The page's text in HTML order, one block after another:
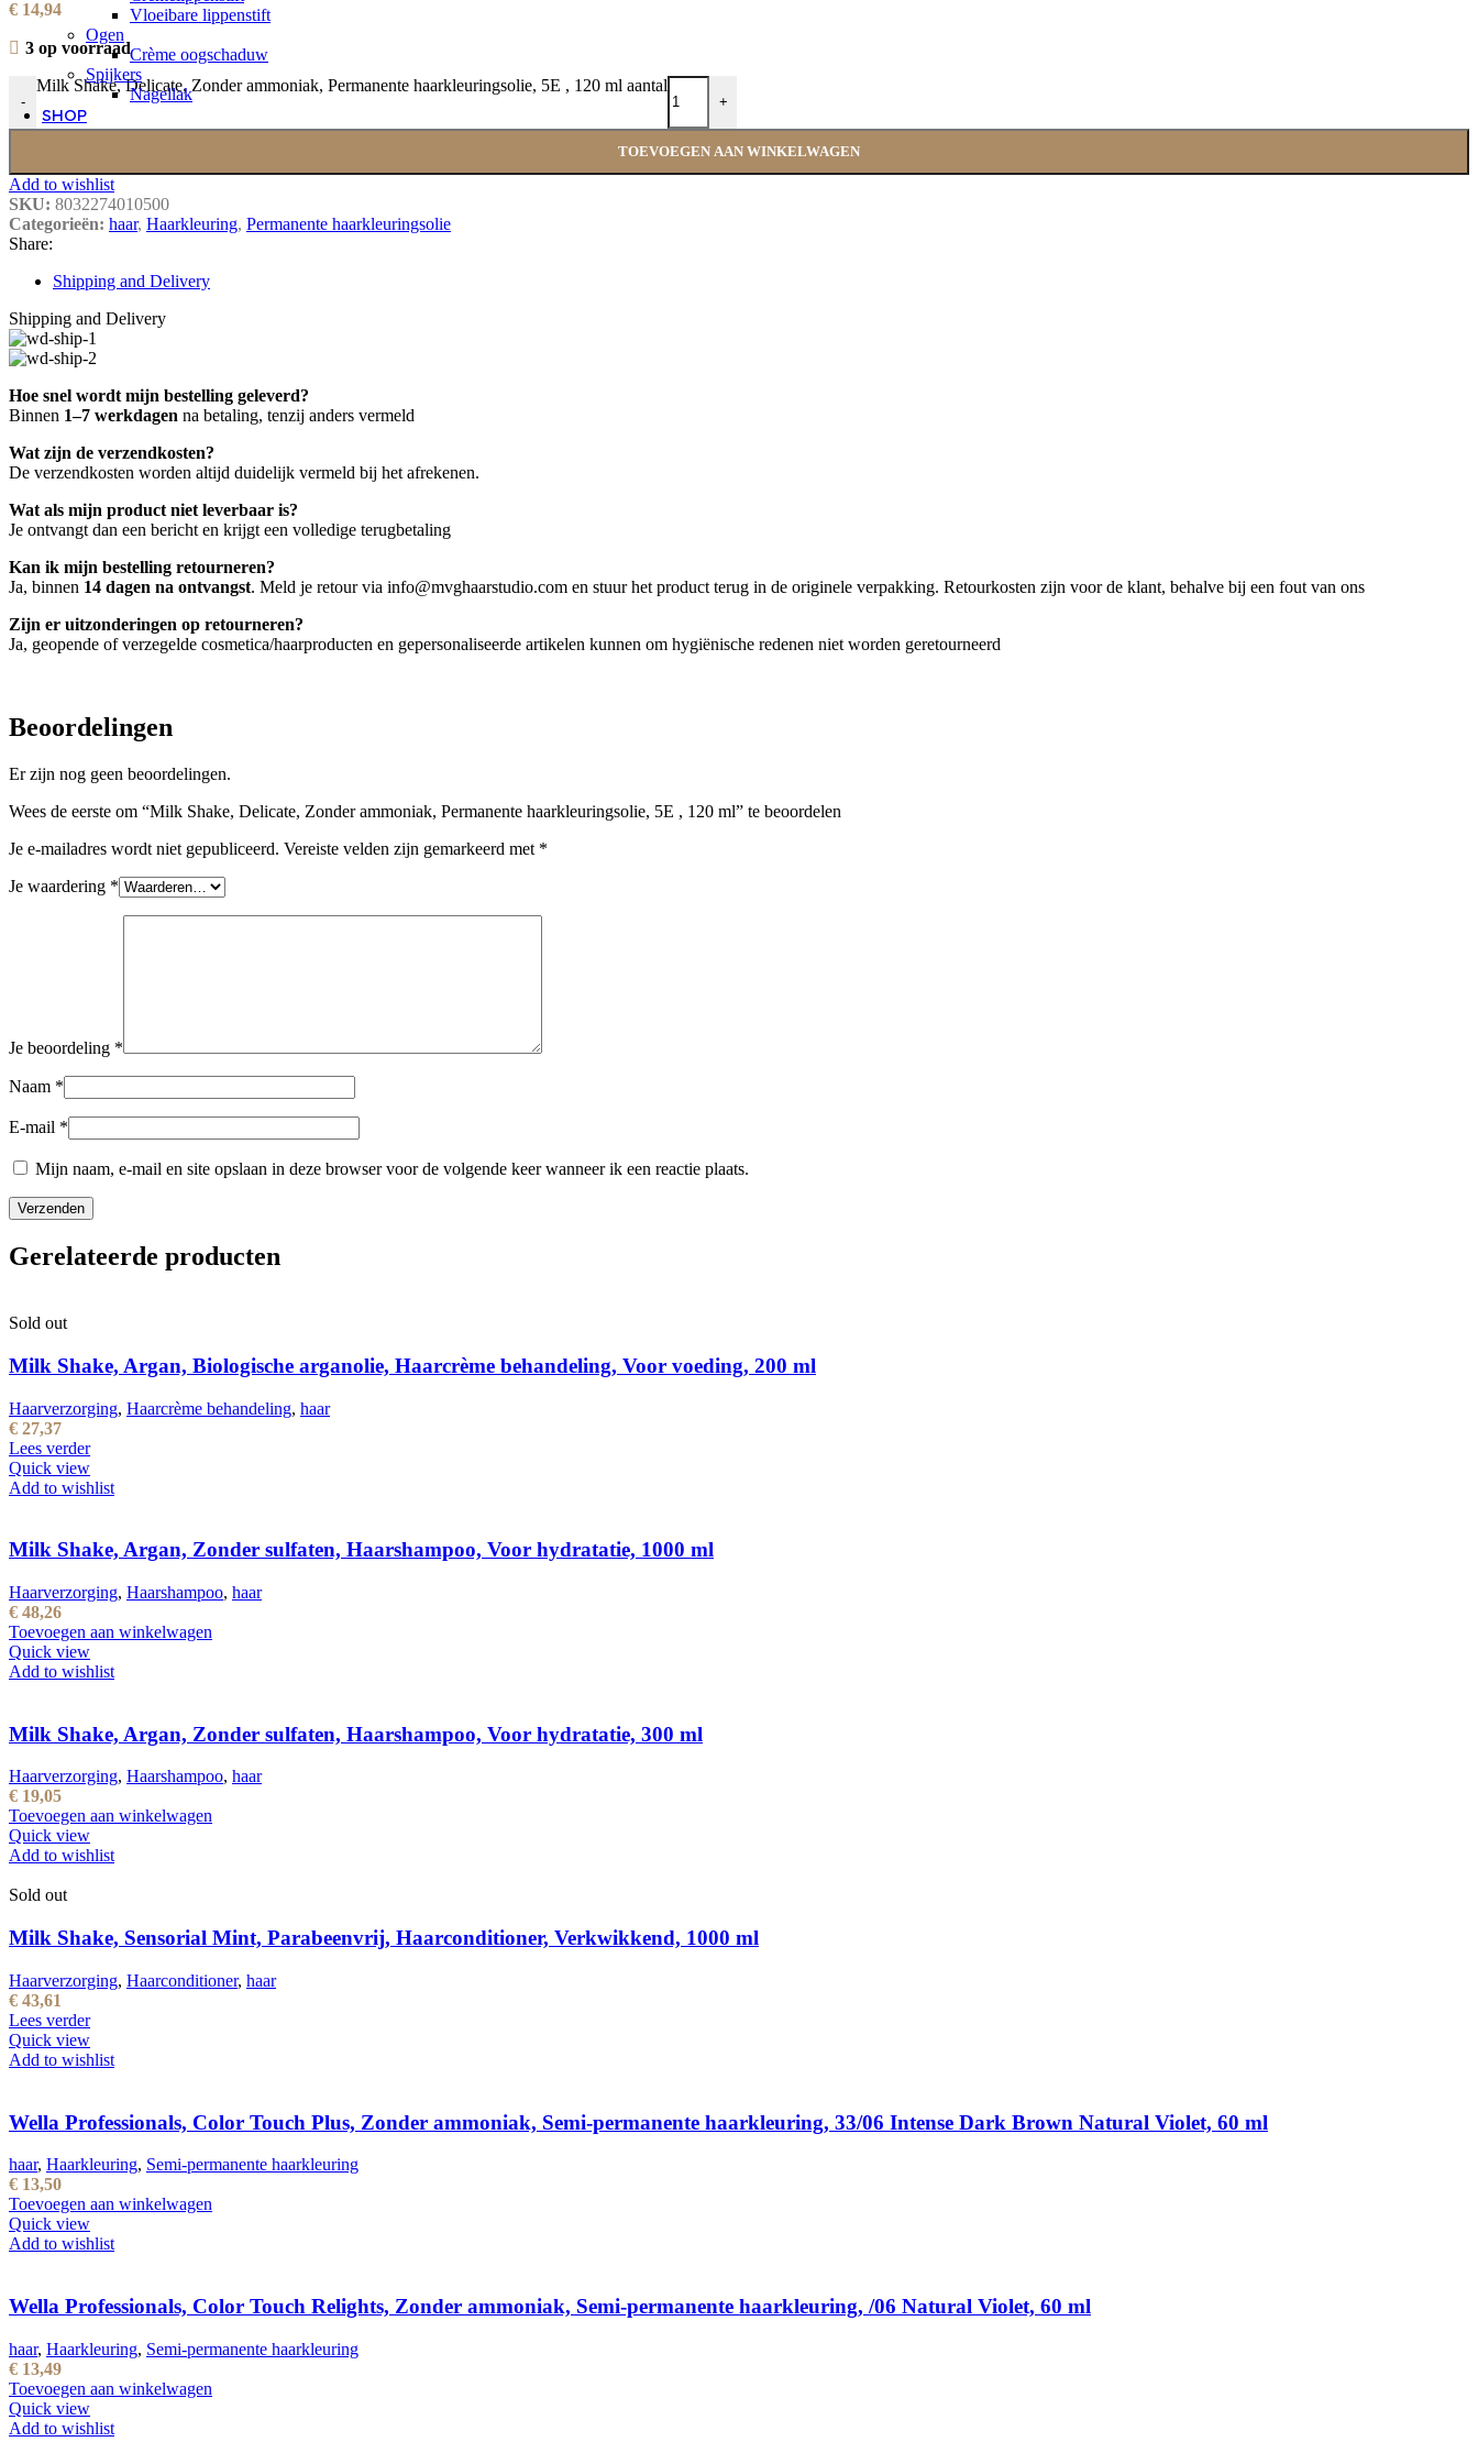
Vloeibare lippenstift
Ogen
Crème oogschaduw
Spijkers
Nagellak
SHOP
€ 14,94
3 op voorraad
-
Milk Shake, Delicate, Zonder ammoniak, Permanente haarkleuringsolie, 5E , 120 ml aantal
+
TOEVOEGEN AAN WINKELWAGEN
Add to wishlist
SKU: 8032274010500
Categorieën: haar, Haarkleuring, Permanente haarkleuringsolie
Share:
Shipping and Delivery
Shipping and Delivery
Hoe snel wordt mijn bestelling geleverd?
Binnen 1–7 werkdagen na betaling, tenzij anders vermeld
Wat zijn de verzendkosten?
De verzendkosten worden altijd duidelijk vermeld bij het afrekenen.
Wat als mijn product niet leverbaar is?
Je ontvangt dan een bericht en krijgt een volledige terugbetaling
Kan ik mijn bestelling retourneren?
Ja, binnen 14 dagen na ontvangst. Meld je retour via info@mvghaarstudio.com en stuur het product terug in de originele verpakking. Retourkosten zijn voor de klant, behalve bij een fout van ons
Zijn er uitzonderingen op retourneren?
Ja, geopende of verzegelde cosmetica/haarproducten en gepersonaliseerde artikelen kunnen om hygiënische redenen niet worden geretourneerd
Beoordelingen
Er zijn nog geen beoordelingen.
Wees de eerste om “Milk Shake, Delicate, Zonder ammoniak, Permanente haarkleuringsolie, 5E , 120 ml” te beoordelen
Je e-mailadres wordt niet gepubliceerd. Vereiste velden zijn gemarkeerd met *
Je waardering *
Je beoordeling *
Naam *
E-mail *
Mijn naam, e-mail en site opslaan in deze browser voor de volgende keer wanneer ik een reactie plaats.
Gerelateerde producten
Sold out
Milk Shake, Argan, Biologische arganolie, Haarcrème behandeling, Voor voeding, 200 ml
Haarverzorging, Haarcrème behandeling, haar
€ 27,37
Lees verder
Quick view
Add to wishlist
Milk Shake, Argan, Zonder sulfaten, Haarshampoo, Voor hydratatie, 1000 ml
Haarverzorging, Haarshampoo, haar
€ 48,26
Toevoegen aan winkelwagen
Quick view
Add to wishlist
Milk Shake, Argan, Zonder sulfaten, Haarshampoo, Voor hydratatie, 300 ml
Haarverzorging, Haarshampoo, haar
€ 19,05
Toevoegen aan winkelwagen
Quick view
Add to wishlist
Sold out
Milk Shake, Sensorial Mint, Parabeenvrij, Haarconditioner, Verkwikkend, 1000 ml
Haarverzorging, Haarconditioner, haar
€ 43,61
Lees verder
Quick view
Add to wishlist
Wella Professionals, Color Touch Plus, Zonder ammoniak, Semi-permanente haarkleuring, 33/06 Intense Dark Brown Natural Violet, 60 ml
haar, Haarkleuring, Semi-permanente haarkleuring
€ 13,50
Toevoegen aan winkelwagen
Quick view
Add to wishlist
Wella Professionals, Color Touch Relights, Zonder ammoniak, Semi-permanente haarkleuring, /06 Natural Violet, 60 ml
haar, Haarkleuring, Semi-permanente haarkleuring
€ 13,49
Toevoegen aan winkelwagen
Quick view
Add to wishlist